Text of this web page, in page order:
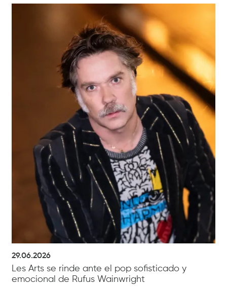
29.06.2026
Les Arts se rinde ante el pop sofisticado y
emocional de Rufus Wainwright